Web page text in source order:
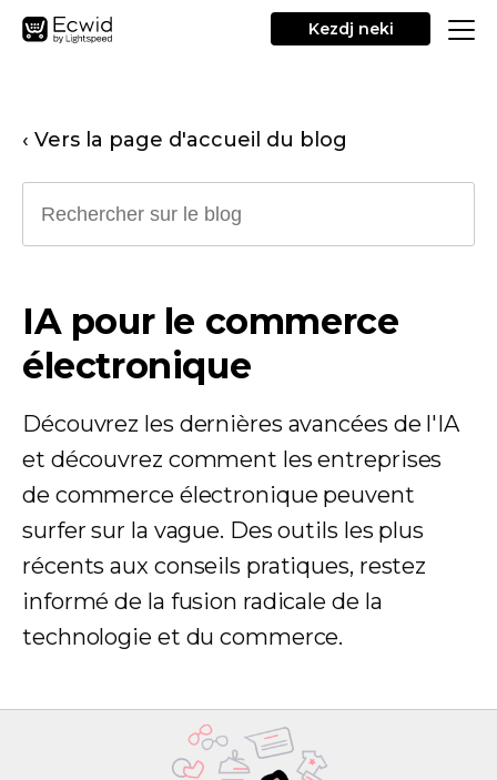
Kezdj neki
‹ Vers la page d'accueil du blog
IA pour le commerce
électronique
Découvrez les dernières avancées de l'IA
et découvrez comment les entreprises
de commerce électronique peuvent
surfer sur la vague. Des outils les plus
récents aux conseils pratiques, restez
informé de la fusion radicale de la
technologie et du commerce.